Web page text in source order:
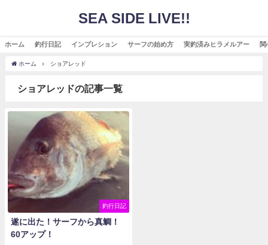
SEA SIDE LIVE!!
ホーム 釣行日記 インプレション サーフの始め方 実釣済みヒラメルアー 関
ホーム ショアレッド
ショアレッドの記事一覧
釣行日記
遂に出た！サーフから真鯛！
60アップ！